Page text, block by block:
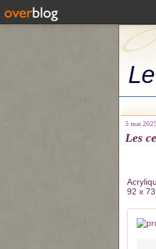
5 mai 2025
Les
92 x